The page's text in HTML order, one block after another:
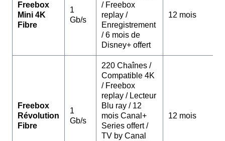
Freebox
Mini 4K
Fibre
1
Gb/s
/ Freebox
replay /
Enregistrement
/ 6 mois de
Disney+ offert
12 mois
Freebox
Révolution
Fibre
1
Gb/s
220 Chaînes /
Compatible 4K
/ Freebox
replay / Lecteur
Blu ray / 12
mois Canal+
Series offert /
TV by Canal
12 mois